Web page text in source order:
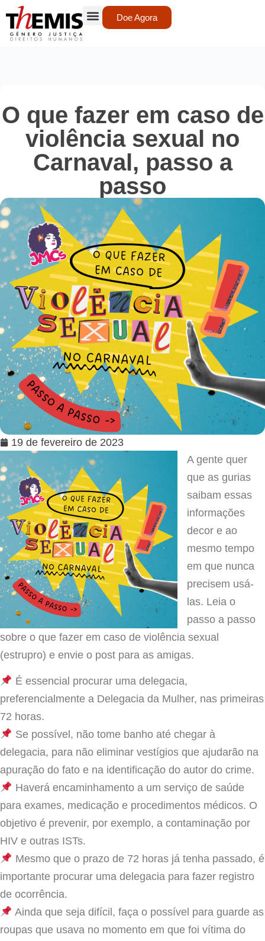
Doe Agora
O que fazer em caso de
violência sexual no
Carnaval, passo a
passo
19 de fevereiro de 2023
A gente quer
que as gurias
saibam essas
informações
decor e ao
mesmo tempo
em que nunca
precisem usá-
las. Leia o
passo a passo
sobre o que fazer em caso de violência sexual
(estrupro) e envie o post para as amigas.
É essencial procurar uma delegacia,
preferencialmente a Delegacia da Mulher, nas primeiras
72 horas.
Se possível, não tome banho até chegar à
delegacia, para não eliminar vestígios que ajudarão na
apuração do fato e na identificação do autor do crime.
Haverá encaminhamento a um serviço de saúde
para exames, medicação e procedimentos médicos. O
objetivo é prevenir, por exemplo, a contaminação por
HIV e outras ISTs.
Mesmo que o prazo de 72 horas já tenha passado, é
importante procurar uma delegacia para fazer registro
de ocorrência.
Ainda que seja difícil, faça o possível para guarde as
roupas que usava no momento em que foi vítima do